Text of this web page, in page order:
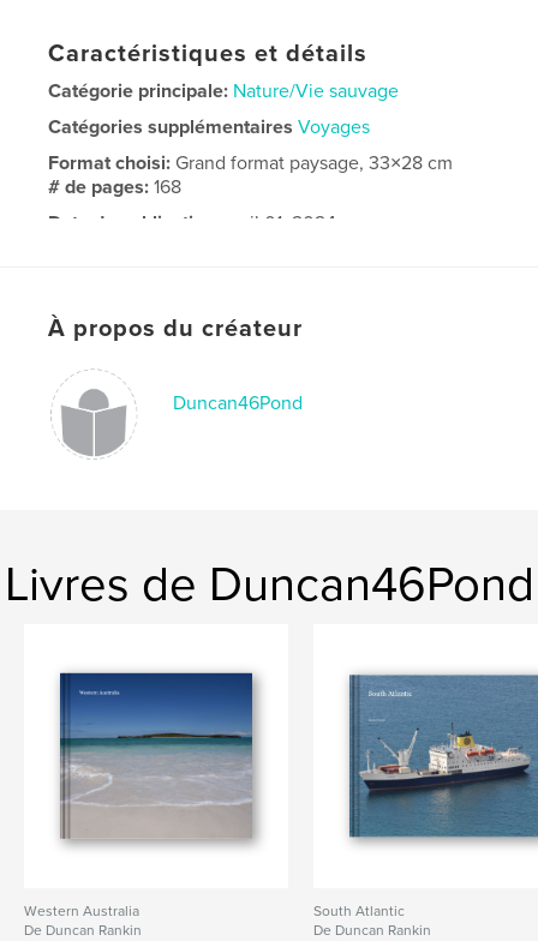
Caractéristiques et détails
Catégorie principale: Nature/Vie sauvage
Catégories supplémentaires Voyages
Format choisi: Grand format paysage, 33×28 cm
# de pages:168
Date de publication:
avril 01, 2024
À propos du créateur
Duncan46Pond
Livres de Duncan46Pond
Western Australia
De Duncan Rankin
South Atlantic
De Duncan Rankin